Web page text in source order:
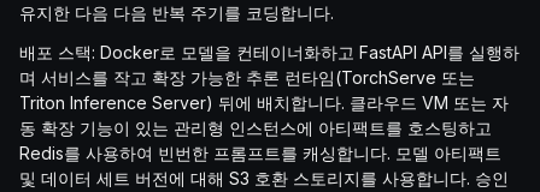
유지한 다음 다음 반복 주기를 코딩합니다.
배포 스택: Docker로 모델을 컨테이너화하고 FastAPI API를 실행하
며 서비스를 작고 확장 가능한 추론 런타임(TorchServe 또는
Triton Inference Server) 뒤에 배치합니다. 클라우드 VM 또는 자
동 확장 기능이 있는 관리형 인스턴스에 아티팩트를 호스팅하고
Redis를 사용하여 빈번한 프롬프트를 캐싱합니다. 모델 아티팩트
및 데이터 세트 버전에 대해 S3 호환 스토리지를 사용합니다. 승인